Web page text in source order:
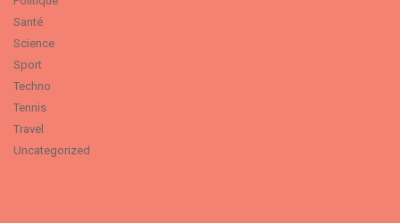
Santé
Science
Sport
Techno
Tennis
Travel
Uncategorized